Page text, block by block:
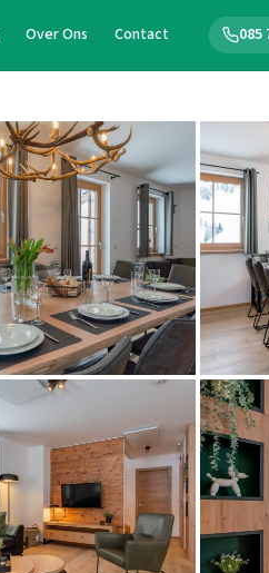
085
Over Ons Contact